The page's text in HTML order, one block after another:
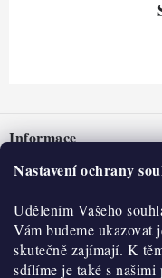
Nastavení ochrany
Udělením Vašeho
Vám budeme ukazovat
skutečně zajímají. K
sdílíme je také s
pInformace
Nepřevzetí zásilky na
Obchodní podmínky
Hodnocení obchodu
Blog
O nás
Historie
Kontakty
O nákupu
Reklamace a vratky